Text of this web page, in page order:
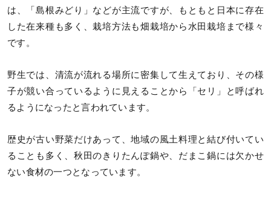
は、「島根みどり」などが主流ですが、もともと日本に存在
した在来種も多く、栽培方法も畑栽培から水田栽培まで様々
です。
野生では、清流が流れる場所に密集して生えており、その様
子が競い合っているように見えることから「セリ」と呼ばれ
るようになったと言われています。
歴史が古い野菜だけあって、地域の風土料理と結び付いてい
ることも多く、秋田のきりたんぽ鍋や、だまこ鍋には欠かせ
ない食材の一つとなっています。